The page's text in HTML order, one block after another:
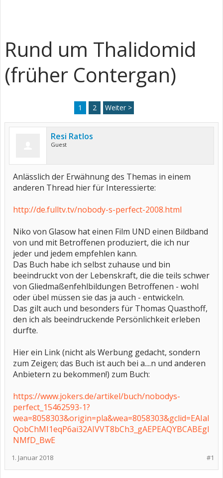
Rund um Thalidomid
(früher Contergan)
1 2 Weiter >
Resi Ratlos
Guest
Anlässlich der Erwähnung des Themas in einem
anderen Thread hier für Interessierte:
http://de.fulltv.tv/nobody-s-perfect-2008.html
Niko von Glasow hat einen Film UND einen Bildband
von und mit Betroffenen produziert, die ich nur
jeder und jedem empfehlen kann.
Das Buch habe ich selbst zuhause und bin
beeindruckt von der Lebenskraft, die die teils schwer
von Gliedmaßenfehlbildungen Betroffenen - wohl
oder übel müssen sie das ja auch - entwickeln.
Das gilt auch und besonders für Thomas Quasthoff,
den ich als beeindruckende Persönlichkeit erleben
durfte.
Hier ein Link (nicht als Werbung gedacht, sondern
zum Zeigen; das Buch ist auch bei a....n und anderen
Anbietern zu bekommen!) zum Buch:
https://www.jokers.de/artikel/buch/nobodys-
perfect_15462593-1?
wea=8058303&origin=pla&wea=8058303&gclid=EAIaI
QobChMI1eqP6ai32AIVVT8bCh3_gAEPEAQYBCABEgI
NMfD_BwE
#1
1. Januar 2018